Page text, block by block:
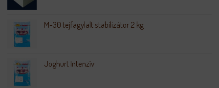
M-30 tejfagylalt stabilizátor 2 kg
Joghurt Intenzív